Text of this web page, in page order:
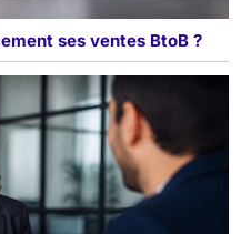
ses ventes BtoB ?